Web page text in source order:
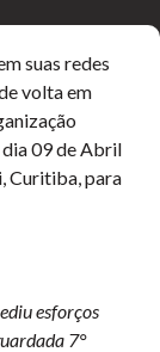
suas redes
volta em
dia 09 de Abril
Curitiba, para
esforços
7°